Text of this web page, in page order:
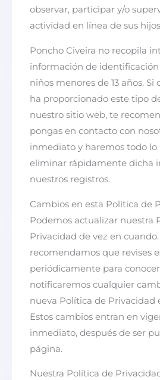
observar, participar y/o
actividad en línea de sus
Poncho Civeira no recopila
información de
niños menores de 13 años.
ha proporcionado este tipo
nuestro sitio web, te
pongas en contacto con
inmediato y haremos todo lo
eliminar rápidamente dicha
nuestros registros.
Cambios en esta Política de
Podemos actualizar nuestra
Privacidad de vez en
recomendamos que revises
periódicamente para
notificaremos cualquier
nueva Política de Privacidad
Estos cambios entran en
inmediato, después de ser
página.
Nuestra Política de